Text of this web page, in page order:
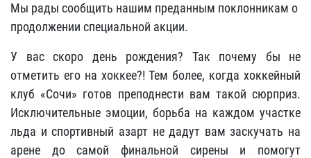
Мы рады сообщить нашим преданным поклонникам о
продолжении специальной акции.
У вас скоро день рождения? Так почему бы не
отметить его на хоккее?! Тем более, когда хоккейный
клуб «Сочи» готов преподнести вам такой сюрприз.
Исключительные эмоции, борьба на каждом участке
льда и спортивный азарт не дадут вам заскучать на
арене до самой финальной сирены и помогут